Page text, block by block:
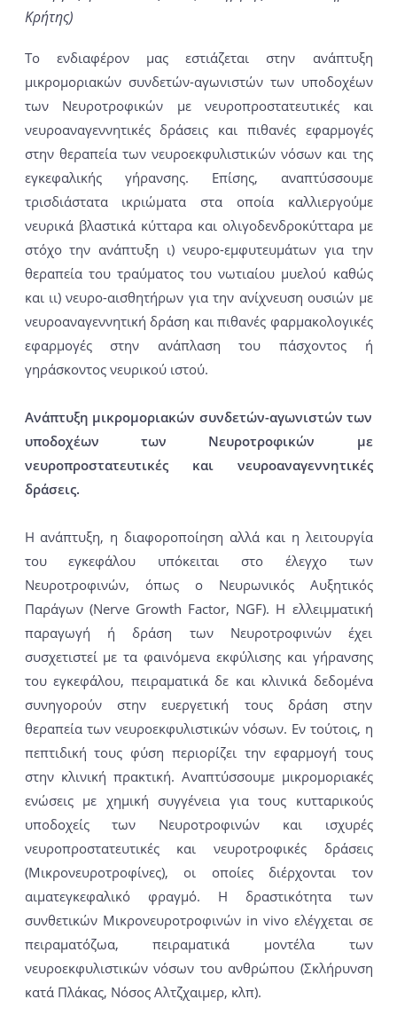
Κρήτης)
Το ενδιαφέρον μας εστιάζεται στην ανάπτυξη
μικρομοριακών συνδετών-αγωνιστών των υποδοχέων
των Νευροτροφικών με νευροπροστατευτικές και
νευροαναγεννητικές δράσεις και πιθανές εφαρμογές
στην θεραπεία των νευροεκφυλιστικών νόσων και της
εγκεφαλικής γήρανσης. Επίσης, αναπτύσσουμε
τρισδιάστατα ικριώματα στα οποία καλλιεργούμε
νευρικά βλαστικά κύτταρα και ολιγοδενδροκύτταρα με
στόχο την ανάπτυξη ι) νευρο-εμφυτευμάτων για την
θεραπεία του τραύματος του νωτιαίου μυελού καθώς
και ιι) νευρο-αισθητήρων για την ανίχνευση ουσιών με
νευροαναγεννητική δράση και πιθανές φαρμακολογικές
εφαρμογές στην ανάπλαση του πάσχοντος ή
γηράσκοντος νευρικού ιστού.
Ανάπτυξη μικρομοριακών συνδετών-αγωνιστών των
υποδοχέων των Νευροτροφικών με
νευροπροστατευτικές και νευροαναγεννητικές
δράσεις.
Η ανάπτυξη, η διαφοροποίηση αλλά και η λειτουργία
του εγκεφάλου υπόκειται στο έλεγχο των
Νευροτροφινών, όπως ο Νευρωνικός Αυξητικός
Παράγων (Nerve Growth Factor, NGF). Η ελλειμματική
παραγωγή ή δράση των Νευροτροφινών έχει
συσχετιστεί με τα φαινόμενα εκφύλισης και γήρανσης
του εγκεφάλου, πειραματικά δε και κλινικά δεδομένα
συνηγορούν στην ευεργετική τους δράση στην
θεραπεία των νευροεκφυλιστικών νόσων. Εν τούτοις, η
πεπτιδική τους φύση περιορίζει την εφαρμογή τους
στην κλινική πρακτική. Αναπτύσσουμε μικρομοριακές
ενώσεις με χημική συγγένεια για τους κυτταρικούς
υποδοχείς των Νευροτροφινών και ισχυρές
νευροπροστατευτικές και νευροτροφικές δράσεις
(Μικρονευροτροφίνες), οι οποίες διέρχονται τον
αιματεγκεφαλικό φραγμό. Η δραστικότητα των
συνθετικών Μικρονευροτροφινών in vivo ελέγχεται σε
πειραματόζωα, πειραματικά μοντέλα των
νευροεκφυλιστικών νόσων του ανθρώπου (Σκλήρυνση
κατά Πλάκας, Νόσος Αλτζχαιμερ, κλπ).